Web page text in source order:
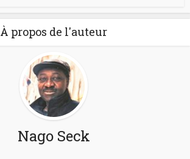
À propos de l'auteur
Nago Seck